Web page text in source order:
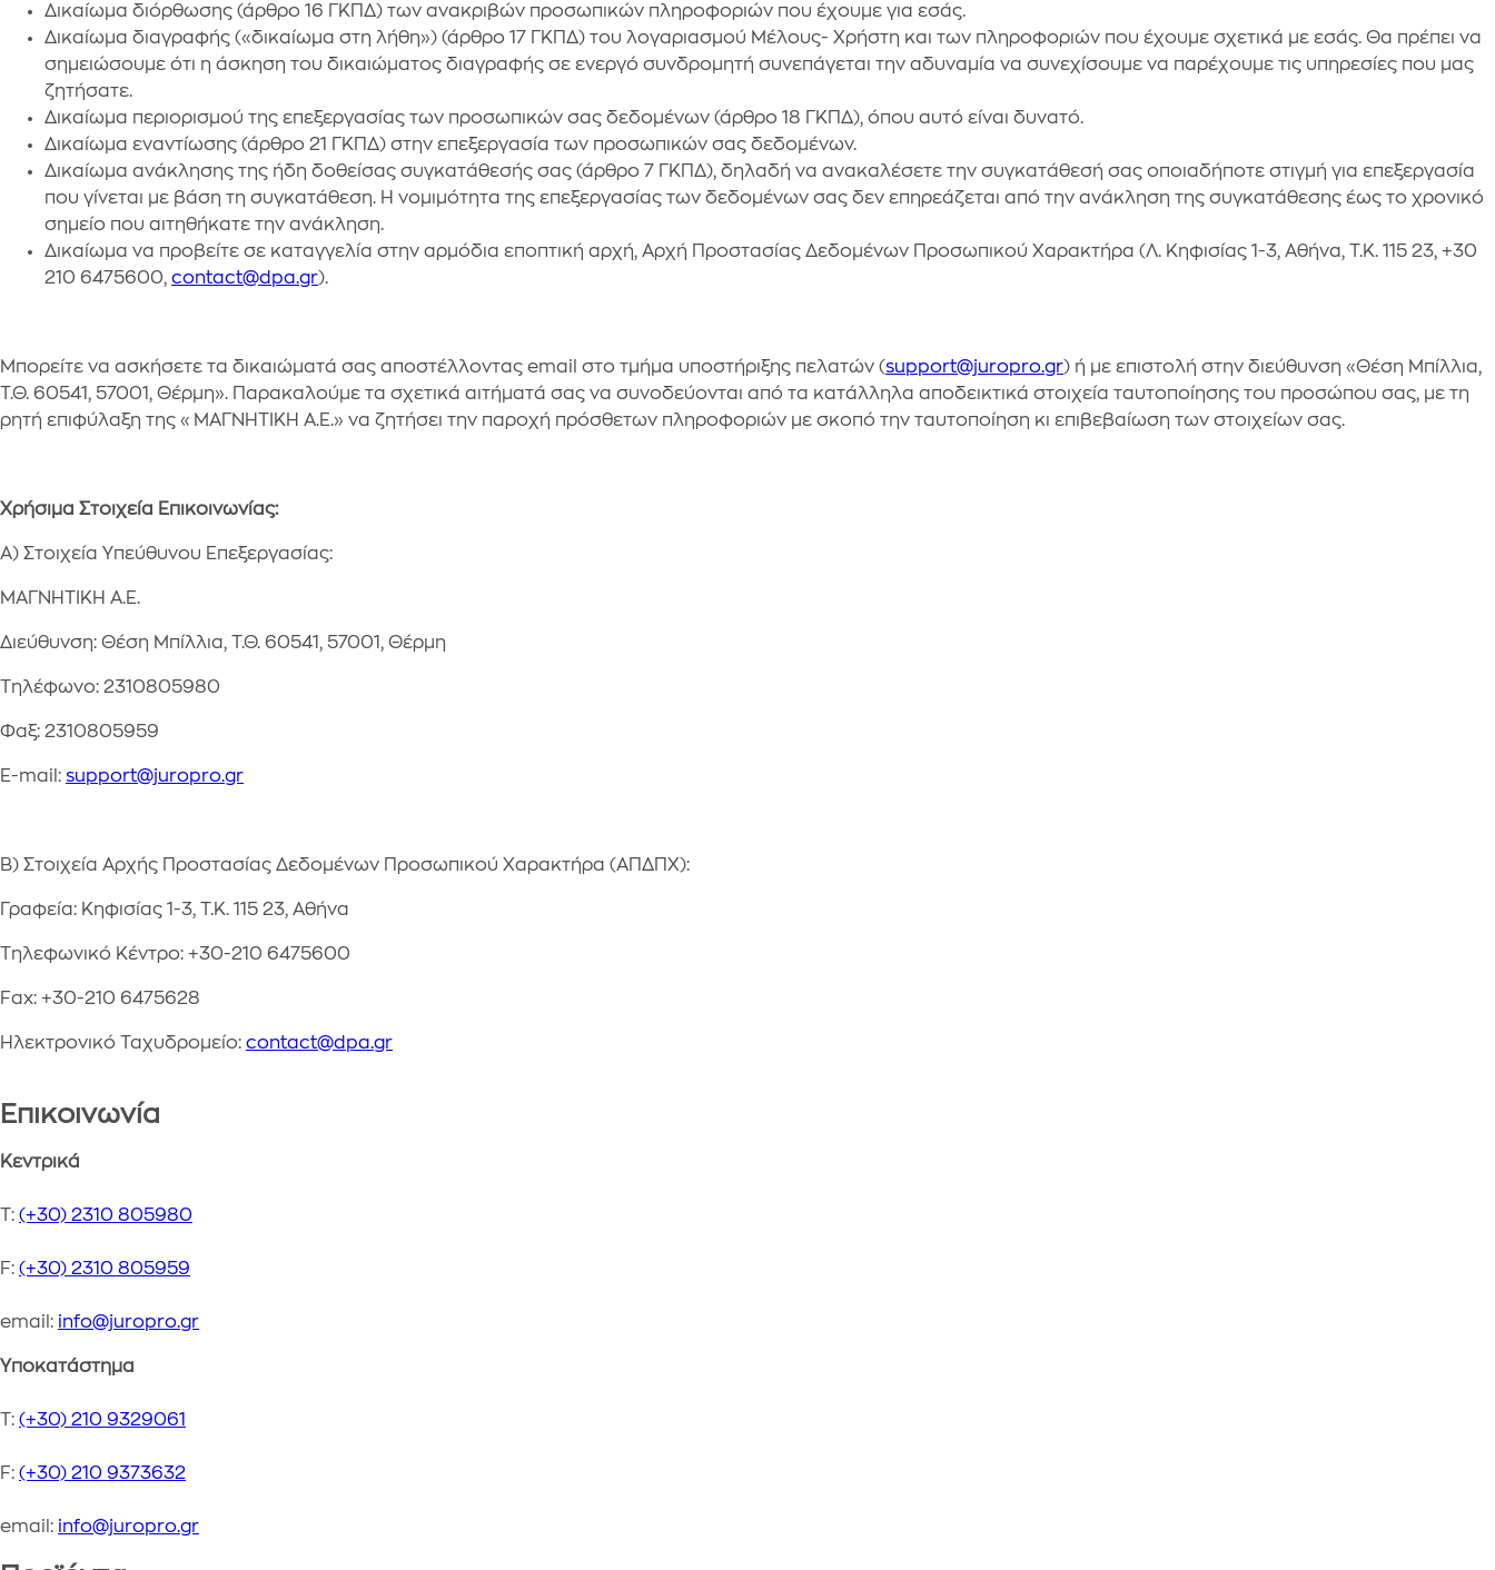
Δικαίωμα διόρθωσης (άρθρο 16 ΓΚΠΔ) των ανακριβών προσωπικών πληροφοριών που έχουμε για εσάς.
Δικαίωμα διαγραφής («δικαίωμα στη λήθη») (άρθρο 17 ΓΚΠΔ) του λογαριασμού Μέλους- Χρήστη και των πληροφοριών που έχουμε σχετικά με εσάς. Θα πρέπει να
σημειώσουμε ότι η άσκηση του δικαιώματος διαγραφής σε ενεργό συνδρομητή συνεπάγεται την αδυναμία να συνεχίσουμε να παρέχουμε τις υπηρεσίες που μας
ζητήσατε.
Δικαίωμα περιορισμού της επεξεργασίας των προσωπικών σας δεδομένων (άρθρο 18 ΓΚΠΔ), όπου αυτό είναι δυνατό.
Δικαίωμα εναντίωσης (άρθρο 21 ΓΚΠΔ) στην επεξεργασία των προσωπικών σας δεδομένων.
Δικαίωμα ανάκλησης της ήδη δοθείσας συγκατάθεσής σας (άρθρο 7 ΓΚΠΔ), δηλαδή να ανακαλέσετε την συγκατάθεσή σας οποιαδήποτε στιγμή για επεξεργασία
που γίνεται με βάση τη συγκατάθεση. Η νομιμότητα της επεξεργασίας των δεδομένων σας δεν επηρεάζεται από την ανάκληση της συγκατάθεσης έως το χρονικό
σημείο που αιτηθήκατε την ανάκληση.
Δικαίωμα να προβείτε σε καταγγελία στην αρμόδια εποπτική αρχή, Αρχή Προστασίας Δεδομένων Προσωπικού Χαρακτήρα (Λ. Κηφισίας 1-3, Αθήνα, Τ.Κ. 115 23, +30
210 6475600, contact@dpa.gr).
Μπορείτε να ασκήσετε τα δικαιώματά σας αποστέλλοντας email στο τμήμα υποστήριξης πελατών (support@juropro.gr) ή με επιστολή στην διεύθυνση «Θέση Μπίλλια,
Τ.Θ. 60541, 57001, Θέρμη». Παρακαλούμε τα σχετικά αιτήματά σας να συνοδεύονται από τα κατάλληλα αποδεικτικά στοιχεία ταυτοποίησης του προσώπου σας, με τη
ρητή επιφύλαξη της «ΜΑΓΝΗΤΙΚΗ Α.Ε.» να ζητήσει την παροχή πρόσθετων πληροφοριών με σκοπό την ταυτοποίηση κι επιβεβαίωση των στοιχείων σας.
Χρήσιμα Στοιχεία Επικοινωνίας:
Α) Στοιχεία Υπεύθυνου Επεξεργασίας:
ΜΑΓΝΗΤΙΚΗ Α.Ε.
Διεύθυνση: Θέση Μπίλλια, Τ.Θ. 60541, 57001, Θέρμη
Τηλέφωνο: 2310805980
Φαξ: 2310805959
E-mail: support@juropro.gr
B) Στοιχεία Αρχής Προστασίας Δεδομένων Προσωπικού Χαρακτήρα (ΑΠΔΠΧ):
Γραφεία: Κηφισίας 1-3, Τ.Κ. 115 23, Αθήνα
Τηλεφωνικό Κέντρο: +30-210 6475600
Fax: +30-210 6475628
Ηλεκτρονικό Ταχυδρομείο: contact@dpa.gr
Επικοινωνία
Address
Κεντρικά
Τ: (+30) 2310 805980
F: (+30) 2310 805959
email: info@juropro.gr
Υποκατάστημα
T: (+30) 210 9329061
F: (+30) 210 9373632
email: info@juropro.gr